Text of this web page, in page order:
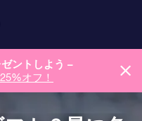
ントしよう –
オフ！